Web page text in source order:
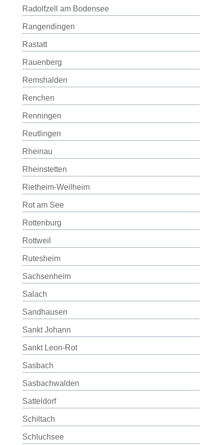
Radolfzell am Bodensee
Rangendingen
Rastatt
Rauenberg
Remshalden
Renchen
Renningen
Reutlingen
Rheinau
Rheinstetten
Rietheim-Weilheim
Rot am See
Rottenburg
Rottweil
Rutesheim
Sachsenheim
Salach
Sandhausen
Sankt Johann
Sankt Leon-Rot
Sasbach
Sasbachwalden
Satteldorf
Schiltach
Schluchsee